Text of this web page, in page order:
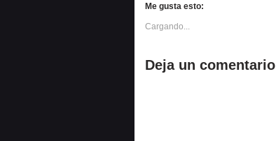
Me gusta esto:
Cargando...
Deja un comentario